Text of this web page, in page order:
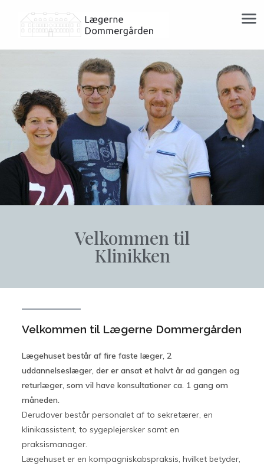
Velkommen til
Klinikken
Velkommen til Lægerne Dommergården
Lægehuset består af fire faste læger, 2
uddannelseslæger, der er ansat et halvt år ad gangen og
returlæger, som vil have konsultationer ca. 1 gang om
måneden.
Derudover består personalet af to sekretærer, en
klinikassistent, to sygeplejersker samt en
praksismanager.
Lægehuset er en kompagniskabspraksis, hvilket betyder,